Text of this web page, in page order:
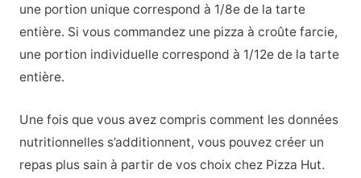
une portion unique correspond à 1/8e de la tarte
entière. Si vous commandez une pizza à croûte farcie,
une portion individuelle correspond à 1/12e de la tarte
entière.
Une fois que vous avez compris comment les données
nutritionnelles s’additionnent, vous pouvez créer un
repas plus sain à partir de vos choix chez Pizza Hut.